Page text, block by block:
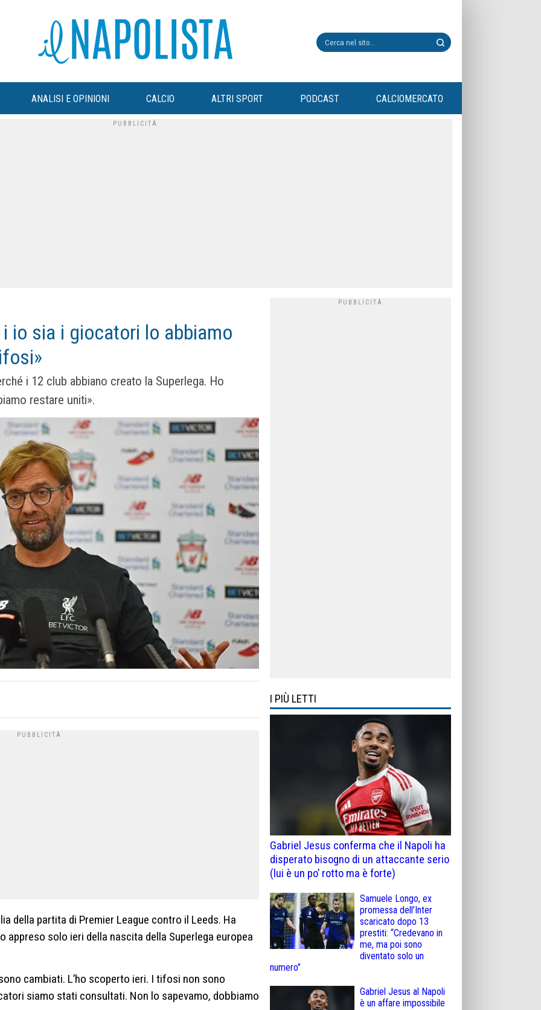
ANALISI E OPINIONI CALCIO ALTRI SPORT PODCAST CALCIOMERCATO
i io sia i giocatori lo abbiamo
i 12 club abbiano creato la Superlega. Ho
restare uniti».
della partita di Premier League contro il Leeds. Ha
solo ieri della nascita della Superlega europea
cambiati. L’ho scoperto ieri. I tifosi non sono
siamo stati consultati. Non lo sapevamo, dobbiamo
I PIÙ LETTI
Gabriel Jesus conferma che il Napoli ha
disperato bisogno di un attaccante serio
(lui è un po’ rotto ma è forte)
Samuele Longo, ex
promessa dell’Inter
scaricato dopo 13
prestiti: “Credevano in
me, ma poi sono
diventato solo un
numero”
Gabriel Jesus al Napoli
è un affare impossibile